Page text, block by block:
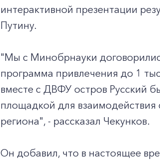
интерактивной презентации
Путину.
"Мы с Минобрнауки
программа привлечения до 1
вместе с ДВФУ остров Русский
площадкой для взаимодействия
региона", - рассказал Чекунков.
Он добавил, что в настоящее